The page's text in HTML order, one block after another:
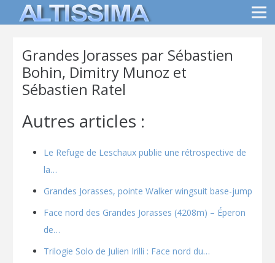
Grandes Jorasses par Sébastien
Bohin, Dimitry Munoz et
Sébastien Ratel
Autres articles :
Le Refuge de Leschaux publie une rétrospective de
la…
Grandes Jorasses, pointe Walker wingsuit base-jump
Face nord des Grandes Jorasses (4208m) – Éperon
de…
Trilogie Solo de Julien Irilli : Face nord du…